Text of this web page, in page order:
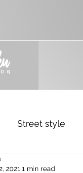
Street style
2021 1 min read